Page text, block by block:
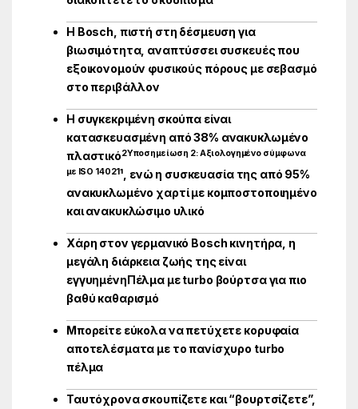
Η Bosch, πιστή στη δέσμευση για
βιωσιμότητα, αναπτύσσει συσκευές που
εξοικονομούν φυσικούς πόρους με σεβασμό
στο περιβάλλον
Η συγκεκριμένη σκούπα είναι
κατασκευασμένη από 38% ανακυκλωμένο
πλαστικό2Υποσημείωση 2: Αξιολογημένο σύμφωνα
με ISO 14021¹, ενώ η συσκευασία της από 95%
ανακυκλωμένο χαρτί με κομποστοποιημένο
και ανακυκλώσιμο υλικό
Χάρη στον γερμανικό Bosch κινητήρα, η
μεγάλη διάρκεια ζωής της είναι
εγγυημένηΠέλμα με turbo βούρτσα για πιο
βαθύ καθαρισμό
Μπορείτε εύκολα να πετύχετε κορυφαία
αποτελέσματα με το πανίσχυρο turbo
πέλμα
Ταυτόχρονα σκουπίζετε και “βουρτσίζετε”,